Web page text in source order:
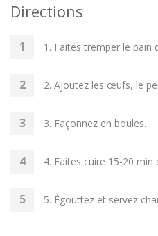
Directions
1. Faites tremper le pain
2. Ajoutez les œufs, le
3. Façonnez en boules.
4. Faites cuire 15-20 min
5. Égouttez et servez